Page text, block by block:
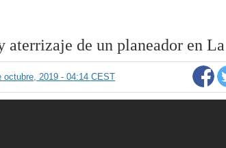
aterrizaje de un planeador en
octubre, 2019 - 04:14 CEST